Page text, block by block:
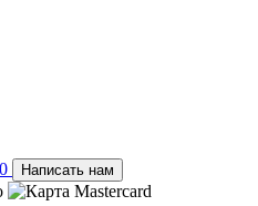
Написать нам